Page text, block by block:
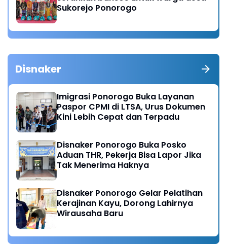
Sukorejo Ponorogo
Disnaker
Imigrasi Ponorogo Buka Layanan
Paspor CPMI di LTSA, Urus Dokumen
Kini Lebih Cepat dan Terpadu
Disnaker Ponorogo Buka Posko
Aduan THR, Pekerja Bisa Lapor Jika
Tak Menerima Haknya
Disnaker Ponorogo Gelar Pelatihan
Kerajinan Kayu, Dorong Lahirnya
Wirausaha Baru